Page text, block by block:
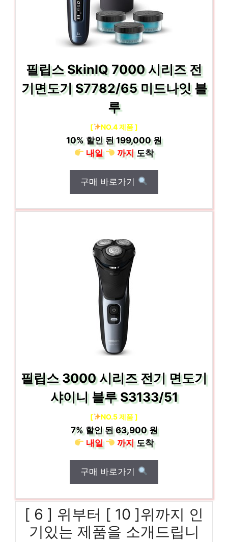
필립스 SkinIQ 7000 시리즈 전
기면도기 S7782/65 미드나잇 블
루
[ NO.4 제품 ]
10% 할인 된199,000 원
내일
까지도착
구매 바로가기
필립스 3000 시리즈 전기 면도기
샤이니 블루 S3133/51
[ NO.5 제품 ]
7%할인 된63,900 원
내일
까지도착
구매 바로가기
[ 6 ] 위부터 [ 10 ]위까지 인
기있는 제품을 소개드립니